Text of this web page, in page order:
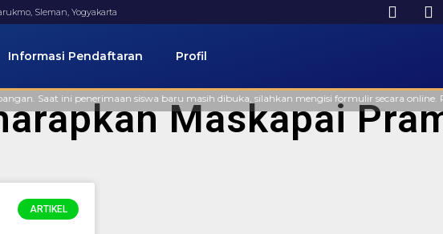
Sleman, Yogyakarta
Informasi Pendaftaran Profil
Saat ini penerimaan siswa baru masih dibuka, silahkan mengisi formulir secara
Maskapai
ARTIKEL